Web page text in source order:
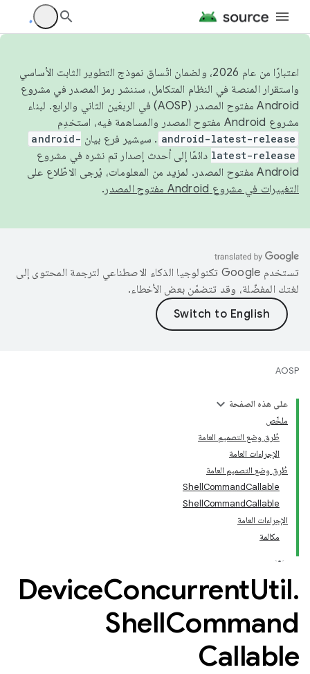
اعتبارًا من عام 2026، ولضمان اتّساق نموذج التطوير الثابت الأساسي
واستقرار المنصة في النظام المتكامل، سننشر رمز المصدر في مشروع
Android مفتوح المصدر (AOSP) في الربعَين الثاني والرابع. لبناء
مشروع Android مفتوح المصدر والمساهمة فيه، استخدِم
android-latest-release . سيشير فرع بيان android-
latest-release دائمًا إلى أحدث إصدار تم نشره في مشروع
Android مفتوح المصدر. لمزيد من المعلومات، يُرجى الاطّلاع على
التغييرات في مشروع Android مفتوح المصدر
.
تستخدم Google تكنولوجيا الذكاء الاصطناعي لترجمة المحتوى إلى
لغتك المفضّلة، وقد تتضمّن بعض الأخطاء.
AOSP
على هذه الصفحة
ملخّص
طُرق وضع التصميم العامة
الإجراءات العامة
طُرق وضع التصميم العامة
ShellCommandCallable
ShellCommandCallable
الإجراءات العامة
مكالمة
DeviceConcurrentUtil.
ShellCommand
Callable